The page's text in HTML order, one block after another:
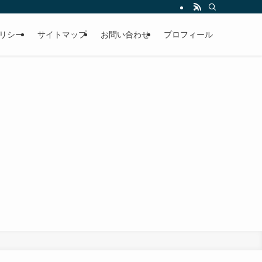
シー サイトマップ お問い合わせ プロフィール